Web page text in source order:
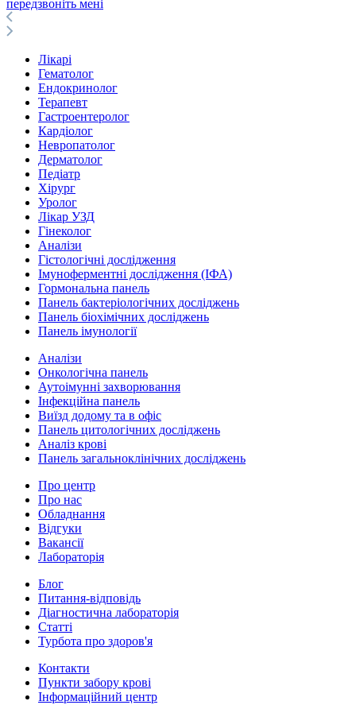
передзвоніть мені
Лікарі
Гематолог
Ендокринолог
Терапевт
Гастроентеролог
Кардіолог
Невропатолог
Дерматолог
Педіатр
Хірург
Уролог
Лікар УЗД
Гінеколог
Аналізи
Гістологічні дослідження
Імуноферментні дослідження (ІФА)
Гормональна панель
Панель бактеріологічних досліджень
Панель біохімічних досліджень
Панель імунології
Аналізи
Онкологічна панель
Аутоімунні захворювання
Інфекційна панель
Виїзд додому та в офіс
Панель цитологічних досліджень
Аналіз крові
Панель загальноклінічних досліджень
Про центр
Про нас
Обладнання
Відгуки
Вакансії
Лабораторія
Блог
Питання-відповідь
Діагностична лабораторія
Статті
Турбота про здоров'я
Контакти
Пункти забору крові
Інформаційний центр